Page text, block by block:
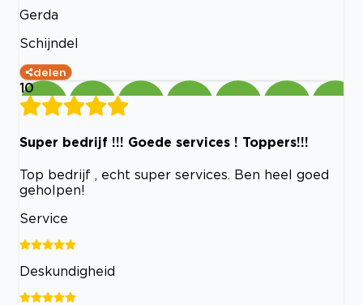
Gerda
Schijndel
delen
10
Super bedrijf !!! Goede services ! Toppers!!!
Top bedrijf , echt super services. Ben heel goed
geholpen!
Service
Deskundigheid